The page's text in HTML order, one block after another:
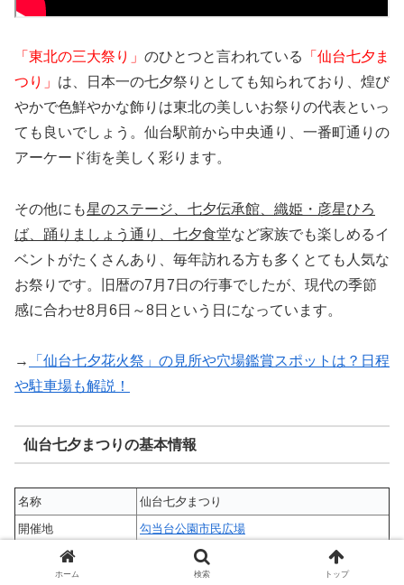
「東北の三大祭り」 のひとつと言われている
「仙台七夕ま
つり」 は、日本一の七夕祭りとしても知られており、煌び
やかで色鮮やかな飾りは東北の美しいお祭りの代表といっ
ても良いでしょう。仙台駅前から中央通り、一番町通りの
アーケード街を美しく彩ります。
その他にも星のステージ、七夕伝承館、織姫・彦星ひろ
ば、踊りましょう通り、七夕食堂など家族でも楽しめるイ
ベントがたくさんあり、毎年訪れる方も多くとても人気な
お祭りです。旧暦の7月7日の行事でしたが、現代の季節
感に合わせ8月6日～8日という日になっています。
→
「仙台七夕花火祭」の見所や穴場鑑賞スポットは？日程
や駐車場も解説！
仙台七夕まつりの基本情報
名称
仙台七夕まつり
開催地
勾当台公園市民広場
8月6日～8月8日
ホーム 検索 トップ